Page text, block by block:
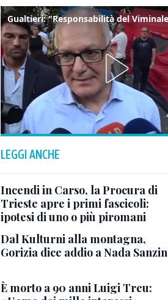
LEGGI ANCHE
Incendi in Carso, la Procura di
Trieste apre i primi fascicoli:
ipotesi di uno o più piromani
Dal Kulturni alla montagna,
Gorizia dice addio a Nada Sanzin
È morto a 90 anni Luigi Treu: